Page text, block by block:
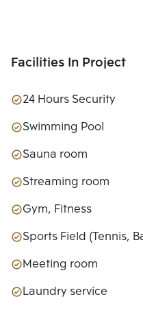
Facilities In Project
24 Hours Security
Swimming Pool
Sauna room
Streaming room
Gym, Fitness
Sports Field (Tennis,
Meeting room
Laundry service